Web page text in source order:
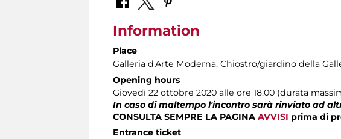
Information
Place
Galleria d'Arte Moderna, Chiostro/giardino della
Opening hours
Giovedì 22 ottobre 2020 alle ore 18.00 (durata
In caso di maltempo l'incontro sarà rinviato ad
CONSULTA SEMPRE LA PAGINA AVVISI prima di
Entrance ticket